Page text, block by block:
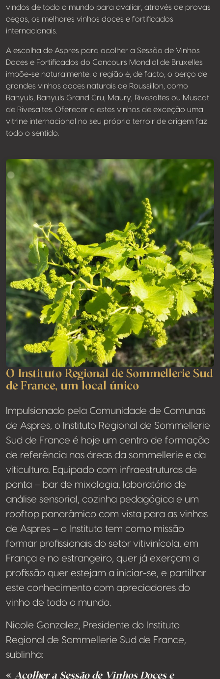
vindos de todo o mundo para avaliar, através de provas
cegas, os melhores vinhos doces e fortificados
internacionais.
A escolha de Aspres para acolher a Sessão de Vinhos
Doces e Fortificados do Concours Mondial de Bruxelles
impõe-se naturalmente: a região é, de facto, o berço de
grandes vinhos doces naturais de Roussillon, como
Banyuls, Banyuls Grand Cru, Maury, Rivesaltes ou Muscat
de Rivesaltes. Oferecer a estes vinhos de exceção uma
vitrine internacional no seu próprio terroir de origem faz
todo o sentido.
O Instituto Regional de Sommellerie Sud
de France, um local único
Impulsionado pela Comunidade de Comunas
de Aspres, o Instituto Regional de Sommellerie
Sud de France é hoje um centro de formação
de referência nas áreas da sommellerie e da
viticultura. Equipado com infraestruturas de
ponta – bar de mixologia, laboratório de
análise sensorial, cozinha pedagógica e um
rooftop panorâmico com vista para as vinhas
de Aspres – o Instituto tem como missão
formar profissionais do setor vitivinícola, em
França e no estrangeiro, quer já exerçam a
profissão quer estejam a iniciar-se, e partilhar
este conhecimento com apreciadores do
vinho de todo o mundo.
Nicole Gonzalez, Presidente do Instituto
Regional de Sommellerie Sud de France,
sublinha:
« Acolher a Sessão de Vinhos Doces e